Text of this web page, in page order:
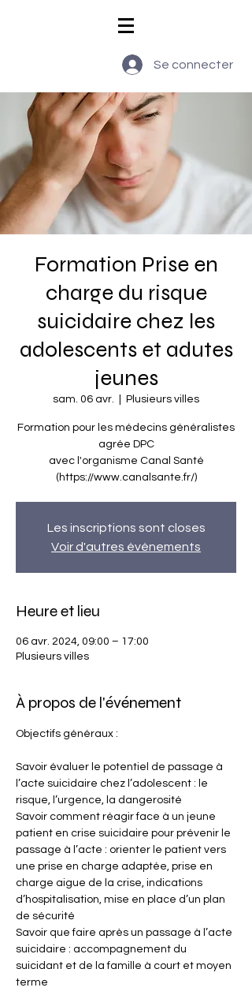
Se connecter
Formation Prise en
charge du risque
suicidaire chez les
adolescents et adutes
jeunes
sam. 06 avr. Plusieurs villes
Formation pour les médecins généralistes
agrée DPC
avec l'organisme Canal Santé
(https://www.canalsante.fr/)
Les inscriptions sont closes
Voir d'autres événements
Heure et lieu
06 avr. 2024, 09:00 – 17:00
Plusieurs villes
À propos de l'événement
Savoir évaluer le potentiel de passage à
l’acte suicidaire chez l’adolescent : le
risque, l’urgence, la dangerosité
Savoir comment réagir face à un jeune
patient en crise suicidaire pour prévenir le
passage à l’acte : orienter le patient vers
une prise en charge adaptée, prise en
charge aigue de la crise, indications
d’hospitalisation, mise en place d’un plan
de sécurité
Savoir que faire après un passage à l’acte
suicidaire : accompagnement du
suicidant et de la famille à court et moyen
terme